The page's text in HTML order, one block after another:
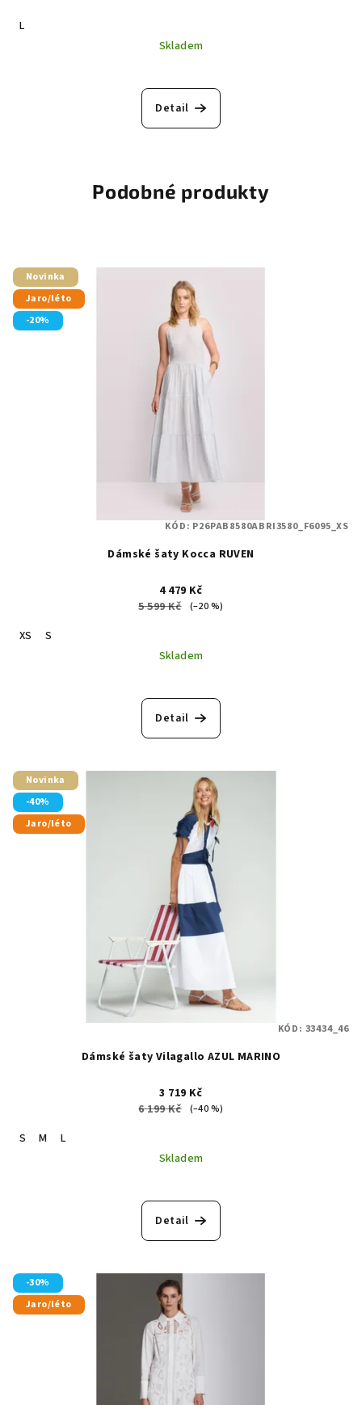
L
Skladem
Detail
Podobné produkty
Novinka
Jaro/léto
-20%
Dámské šaty Kocca RUVEN
4 479 Kč
5 599 Kč
(–20 %)
XS
S
Skladem
Detail
KÓD: P26PAB8580ABRI3580_F6095_XS
Novinka
-40%
Jaro/léto
Dámské šaty Vilagallo AZUL MARINO
3 719 Kč
6 199 Kč
(–40 %)
S M
L
Skladem
Detail
KÓD: 33434_46
-30%
Jaro/léto